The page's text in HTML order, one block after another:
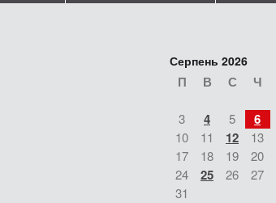
Серпень 2026
П В С Ч
3 4 5 6
10
11 12 13
17
18 19 20
24
25 26 27
31